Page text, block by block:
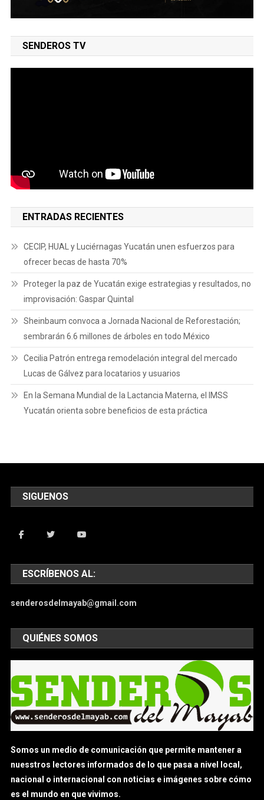
SENDEROS TV
ENTRADAS RECIENTES
CECIP, HUAL y Luciérnagas Yucatán unen esfuerzos para
ofrecer becas de hasta 70%
Proteger la paz de Yucatán exige estrategias y resultados, no
improvisación: Gaspar Quintal
Sheinbaum convoca a Jornada Nacional de Reforestación;
sembrarán 6.6 millones de árboles en todo México
Cecilia Patrón entrega remodelación integral del mercado
Lucas de Gálvez para locatarios y usuarios
En la Semana Mundial de la Lactancia Materna, el IMSS
Yucatán orienta sobre beneficios de esta práctica
SIGUENOS
ESCRÍBENOS AL:
senderosdelmayab@gmail.com
QUIÉNES SOMOS
Somos un medio de comunicación que permite mantener a
nuesstros lectores informados de lo que pasa a nivel local,
nacional o internacional con noticias e imágenes sobre cómo
es el mundo en que vivimos.